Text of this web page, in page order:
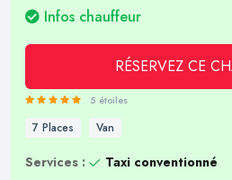
Infos chauffeur
RÉSERVEZ CE
5 étoiles
7 Places Van
Services :
Taxi conventionné